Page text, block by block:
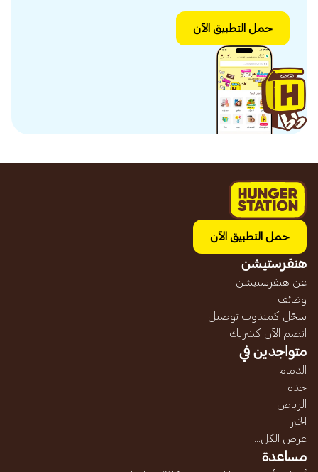
حمل التطبيق الآن
حمل التطبيق الآن
هنقرستيشن
عن هنقرستيشن
وظائف
سجّل كمندوب توصيل
انضم الآن كشريك
متواجدين في
الدمام
جده
الرياض
الخبر
عرض الكل...
مساعدة